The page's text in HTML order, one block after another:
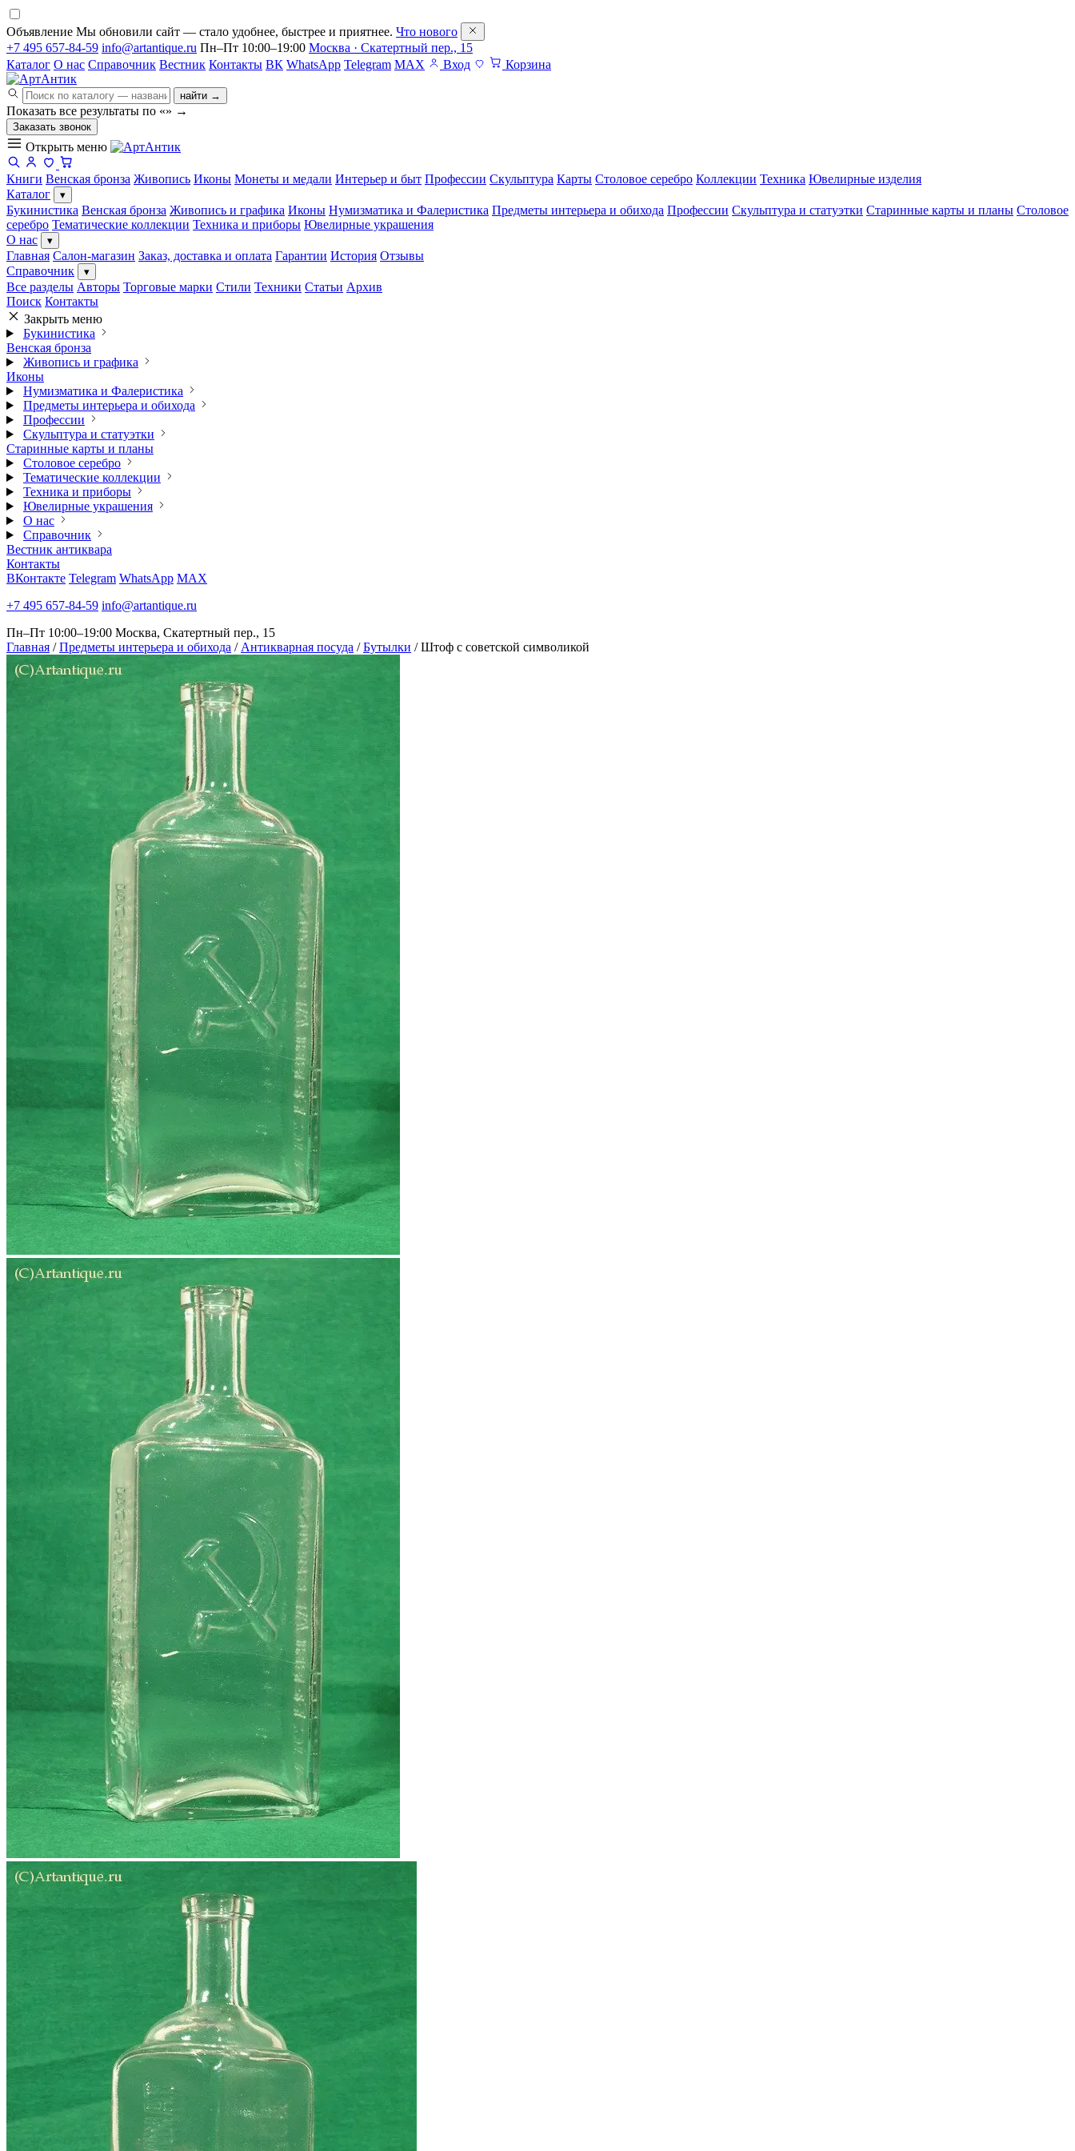
Объявление Мы обновили сайт — стало удобнее, быстрее и приятнее. Что нового
+7 495 657-84-59 info@artantique.ru Пн–Пт 10:00–19:00 Москва · Скатертный пер., 15
Каталог О нас Справочник Вестник Контакты ВК WhatsApp Telegram MAX Вход Корзина
найти →
Показать все результаты по «» →
Заказать звонок
Открыть меню
Книги Венская бронза Живопись Иконы Монеты и медали Интерьер и быт Профессии Скульптура Карты Столовое серебро Коллекции Техника Ювелирные изделия
Каталог
▾
Букинистика Венская бронза Живопись и графика Иконы Нумизматика и Фалеристика Предметы интерьера и обихода Профессии Скульптура и статуэтки Старинные карты и планы Столовое
серебро Тематические коллекции Техника и приборы Ювелирные украшения
О нас
▾
Главная Салон-магазин Заказ, доставка и оплата Гарантии История Отзывы
Справочник
▾
Все разделы Авторы Торговые марки Стили Техники Статьи Архив
Поиск Контакты
Закрыть меню
Букинистика
Венская бронза
Живопись и графика
Иконы
Нумизматика и Фалеристика
Предметы интерьера и обихода
Профессии
Скульптура и статуэтки
Старинные карты и планы
Столовое серебро
Тематические коллекции
Техника и приборы
Ювелирные украшения
О нас
Справочник
Вестник антиквара
Контакты
ВКонтакте Telegram WhatsApp MAX
+7 495 657-84-59 info@artantique.ru
Пн–Пт 10:00–19:00 Москва, Скатертный пер., 15
Главная / Предметы интерьера и обихода / Антикварная посуда / Бутылки / Штоф с советской символикой